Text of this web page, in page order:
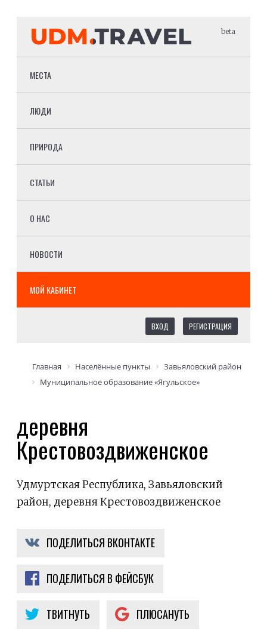
beta
МЕСТА
ЛЮДИ
ПРИРОДА
СТАТЬИ
О НАС
НОВОСТИ
МОЙ КАБИНЕТ
ВХОД РЕГИСТРАЦИЯ
Главная Населённые пункты
Завьяловский район
Муниципальное образование «Ягульское»
деревня
Крестовоздвиженское
Удмуртская Республика, Завьяловский
район, деревня Крестовоздвиженское
ПОДЕЛИТЬСЯ ВКОНТАКТЕ
ПОДЕЛИТЬСЯ В ФЕЙСБУК
ТВИТНУТЬ ПЛЮСАНУТЬ